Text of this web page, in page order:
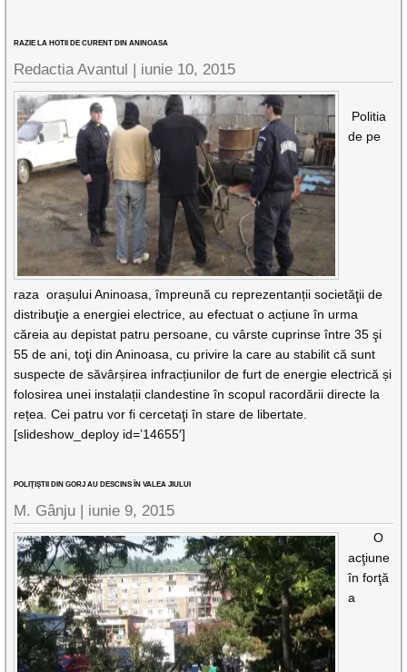
RAZIE LA HOTII DE CURENT DIN ANINOASA
Redactia Avantul | iunie 10, 2015
Politia
de pe
raza orașului Aninoasa, împreună cu reprezentanții societăţii de
distribuţie a energiei electrice, au efectuat o acțiune în urma
căreia au depistat patru persoane, cu vârste cuprinse între 35 şi
55 de ani, toţi din Aninoasa, cu privire la care au stabilit că sunt
suspecte de săvârșirea infracțiunilor de furt de energie electrică și
folosirea unei instalații clandestine în scopul racordării directe la
rețea. Cei patru vor fi cercetaţi în stare de libertate.
[slideshow_deploy id=’14655′]
POLIŢIŞTII DIN GORJ AU DESCINS ÎN VALEA JIULUI
M. Gânju | iunie 9, 2015
O
acţiune
în forţă
a